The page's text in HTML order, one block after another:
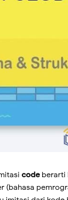
codeberarti
(bahasa